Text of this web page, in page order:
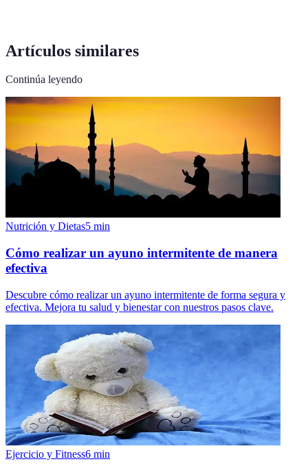
Artículos similares
Continúa leyendo
Nutrición y Dietas5 min
Cómo realizar un ayuno intermitente de manera
efectiva
Descubre cómo realizar un ayuno intermitente de forma segura y
efectiva. Mejora tu salud y bienestar con nuestros pasos clave.
Ejercicio y Fitness6 min